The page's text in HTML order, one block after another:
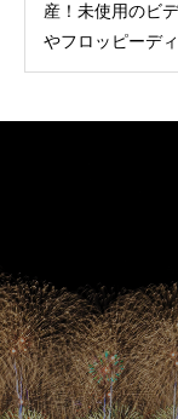
産！未使用のビ
やフロッピーデ
岡市で出張買取